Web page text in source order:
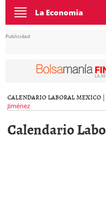
Toggle
navigation
La Economia
Publicidad
CALENDARIO LABORAL MEXICO |
Jiménez
Calendario